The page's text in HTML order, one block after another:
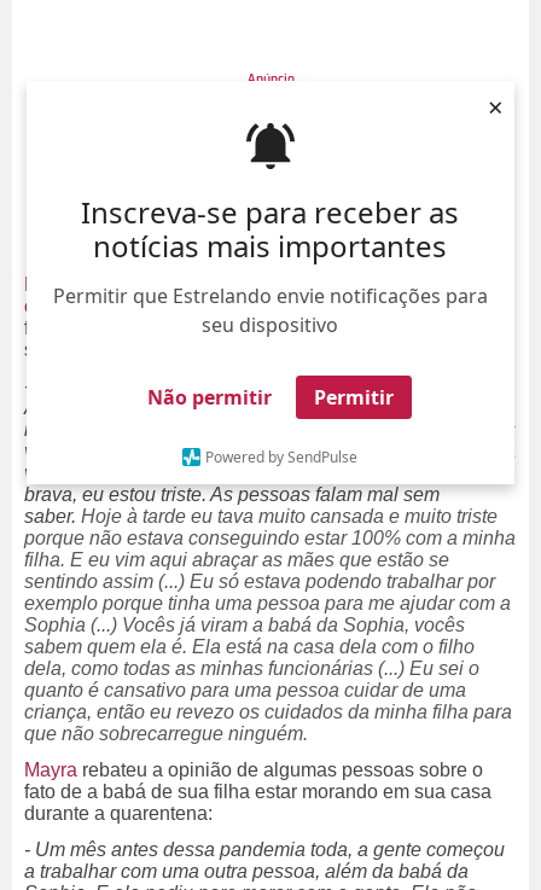
Inscreva-se para receber as
notícias mais importantes
Permitir que Estrelando envie notificações para
seu dispositivo
Não permitir Permitir
Powered by SendPulse
×
Mayra Cardi vive usando o Instagram
para responder à
críticas que recebe de seus seguidores. Na última terça-
feira, dia 14, a
influencer usou osStories
sobre comentários que estavam a incomodando:
- Eu fiquei indignada em como o ser humano deu errado.
A pandemia vem para mostrar o quanto estamos errando,
não só com o planeta, mas com os outros e nossas falsas
verdades (...) A gente sai falando algo como se fosse uma
verdade absoluta, sem nem saber se é. Eu não estou
brava, eu estou triste. As pessoas falam mal sem
saber. Hoje à tarde eu tava muito cansada e muito triste
porque não estava conseguindo estar 100% com a minha
filha. E eu vim aqui abraçar as mães que estão se
sentindo assim (...) Eu só estava podendo trabalhar por
exemplo porque tinha uma pessoa para me ajudar com a
Sophia (...) Vocês já viram a babá da Sophia, vocês
sabem quem ela é. Ela está na casa dela com o filho
dela, como todas as minhas funcionárias (...) Eu sei o
quanto é cansativo para uma pessoa cuidar de uma
criança, então eu revezo os cuidados da minha filha para
que não sobrecarregue ninguém.
Mayra rebateu a opinião de algumas pessoas sobre o
fato de a babá de sua filha estar morando em sua casa
durante a quarentena:
- Um mês antes dessa pandemia toda, a gente começou
a trabalhar com uma outra pessoa, além da babá da